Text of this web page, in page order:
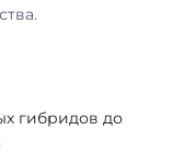
гибридов до